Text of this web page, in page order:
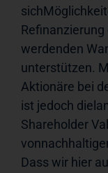
werdenden
unterstützen.
Aktionäre bei
ist jedoch
Shareholder
Dass wir hier